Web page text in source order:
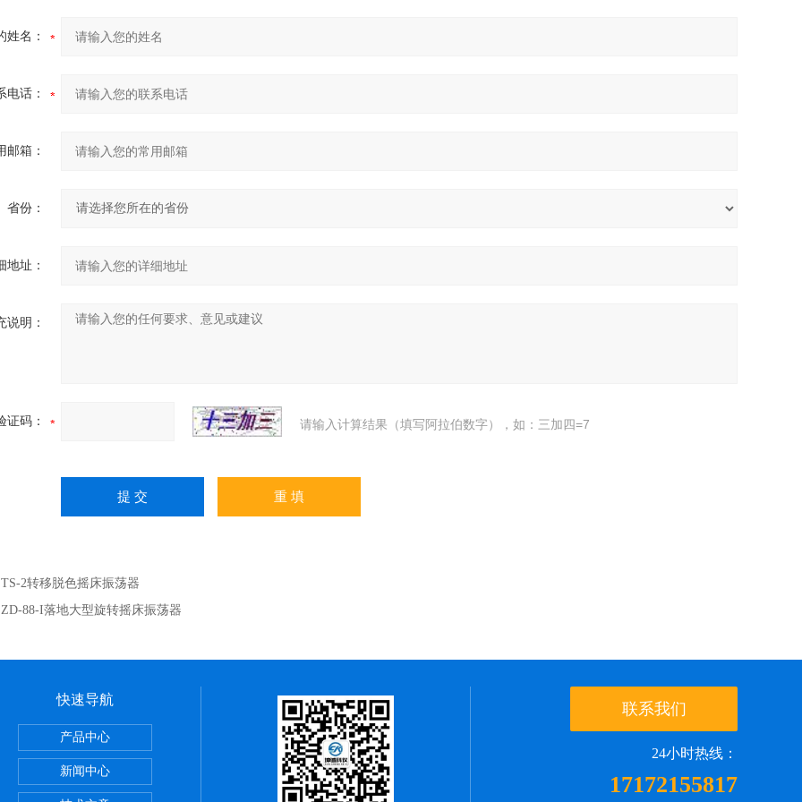
姓名：
电话：
邮箱：
省份：
地址：
说明：
证码： 请输入计算结果（填写阿拉伯数字），如：三加四=7
TS-2转移脱色摇床振荡器
ZD-88-I落地大型旋转摇床振荡器
柜
快速导航
产品中心
新闻中心
联系我们
24小时热线：
17172155817